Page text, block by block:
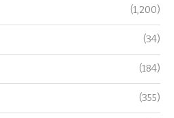
(1,200)
(34)
(184)
(355)